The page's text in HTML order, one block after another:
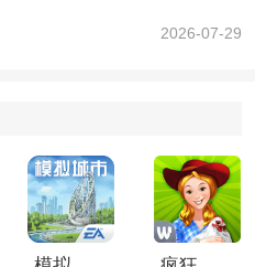
战高爆发，但对于群体敌
和站桩敌人，发挥近战技
2026-07-29